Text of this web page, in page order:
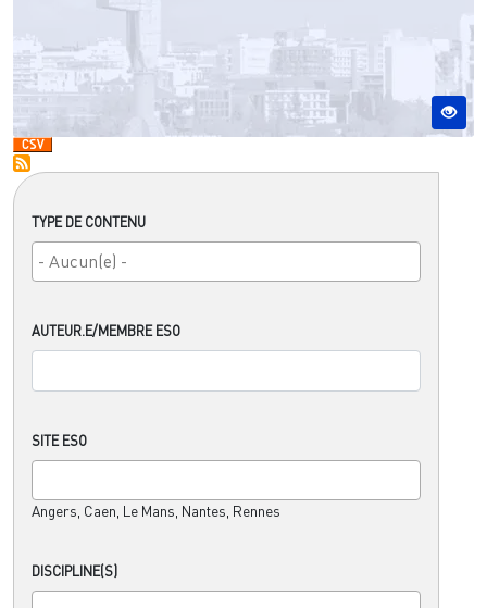
TYPE DE CONTENU
AUTEUR.E/MEMBRE ESO
SITE ESO
Angers, Caen, Le Mans, Nantes, Rennes
DISCIPLINE(S)